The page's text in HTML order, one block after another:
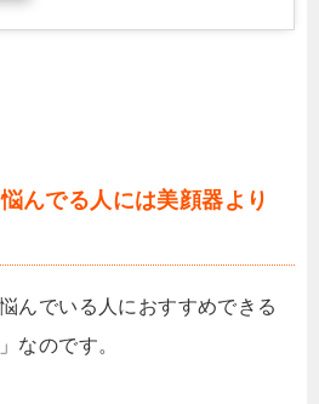
んでる人には美顔器より
んでいる人におすすめできる
なのです。